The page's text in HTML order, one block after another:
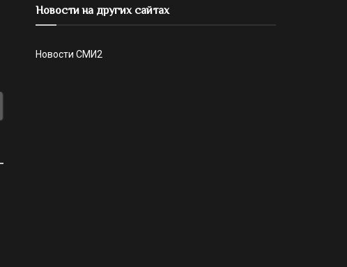
Новости на других сайтах
Новости СМИ2